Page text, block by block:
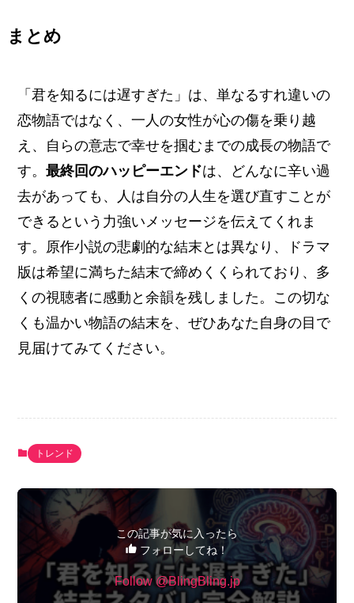
まとめ
「君を知るには遅すぎた」は、単なるすれ違いの
恋物語ではなく、一人の女性が心の傷を乗り越
え、自らの意志で幸せを掴むまでの成長の物語で
す。最終回のハッピーエンドは、どんなに辛い過
去があっても、人は自分の人生を選び直すことが
できるという力強いメッセージを伝えてくれま
す。原作小説の悲劇的な結末とは異なり、ドラマ
版は希望に満ちた結末で締めくくられており、多
くの視聴者に感動と余韻を残しました。この切な
くも温かい物語の結末を、ぜひあなた自身の目で
見届けてみてください。
トレンド
この記事が気に入ったら
フォローしてね！
Follow @BlingBling.jp